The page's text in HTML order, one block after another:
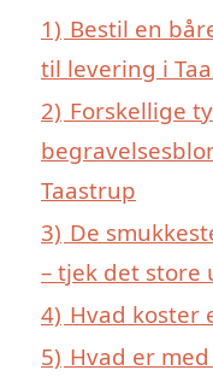
1) Bestil en
til levering i
2) Forskellige
Taastrup
3) De
– tjek det store
4) Hvad koster
5) Hvad er